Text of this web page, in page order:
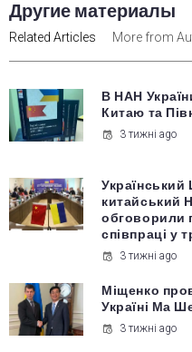
Другие материалы
Related Articles More from
В НАН
Китаю та
3 тижні ago
Український
китайський
обговорили
співпраці у
3 тижні ago
Міщенко
Україні Ма
3 тижні ago